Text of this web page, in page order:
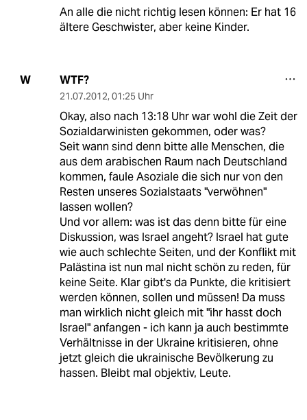
An alle die nicht richtig lesen können: Er hat 16
ältere Geschwister, aber keine Kinder.
W WTF?
21.07.2012, 01:25 Uhr
Okay, also nach 13:18 Uhr war wohl die Zeit der
Sozialdarwinisten gekommen, oder was?
Seit wann sind denn bitte alle Menschen, die
aus dem arabischen Raum nach Deutschland
kommen, faule Asoziale die sich nur von den
Resten unseres Sozialstaats "verwöhnen"
lassen wollen?
Und vor allem: was ist das denn bitte für eine
Diskussion, was Israel angeht? Israel hat gute
wie auch schlechte Seiten, und der Konflikt mit
Palästina ist nun mal nicht schön zu reden, für
keine Seite. Klar gibt's da Punkte, die kritisiert
werden können, sollen und müssen! Da muss
man wirklich nicht gleich mit "ihr hasst doch
Israel" anfangen - ich kann ja auch bestimmte
Verhältnisse in der Ukraine kritisieren, ohne
jetzt gleich die ukrainische Bevölkerung zu
hassen. Bleibt mal objektiv, Leute.